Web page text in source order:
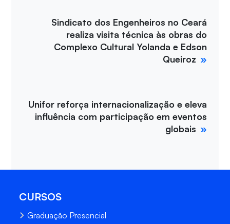
Sindicato dos Engenheiros no Ceará
realiza visita técnica às obras do
Complexo Cultural Yolanda e Edson
Queiroz
Unifor reforça internacionalização e eleva
influência com participação em eventos
globais
CURSOS
Graduação Presencial